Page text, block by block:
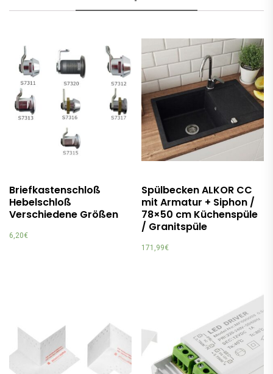
Briefkastenschloß
Hebelschloß
Verschiedene Größen
6,20€
Spülbecken ALKOR CC
mit Armatur + Siphon /
78×50 cm Küchenspüle
/ Granitspüle
171,99€